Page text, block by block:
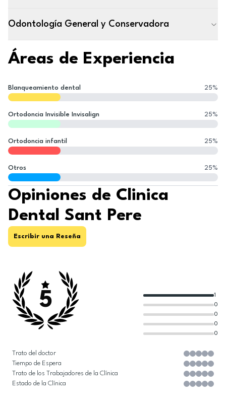
Odontología General y Conservadora
Áreas de Experiencia
Blanqueamiento dental 25%
Ortodoncia Invisible Invisalign 25%
Ortodoncia infantil 25%
Otros 25%
Opiniones de Clinica
Dental Sant Pere
Escribir una Reseña
5
0
0
0
0
1
Trato del doctor
Tiempo de Espera
Trato de los Trabajadores de la Clínica
Estado de la Clínica